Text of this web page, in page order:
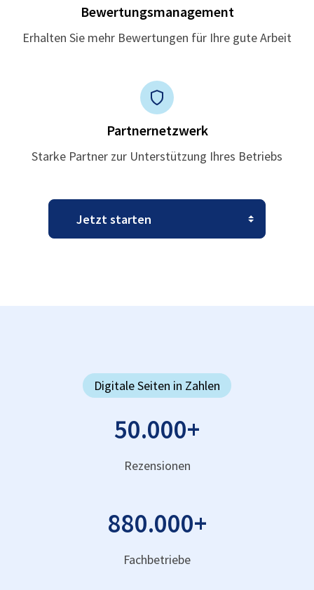
Bewertungsmanagement
Erhalten Sie mehr Bewertungen für Ihre gute Arbeit
Partnernetzwerk
Starke Partner zur Unterstützung Ihres Betriebs
Digitale Seiten in Zahlen
50.000+
Rezensionen
880.000+
Fachbetriebe